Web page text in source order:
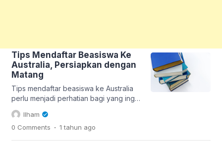
Tips Mendaftar Beasiswa Ke
Australia, Persiapkan dengan
Matang
Tips mendaftar beasiswa ke Australia
perlu menjadi perhatian bagi yang ingin
melanjutkan pendidikan ke sana.
Dengan persiapan yang matang dan
strategi yang tepat, impian untuk
Ilham
0 Comments . 1 tahun ago